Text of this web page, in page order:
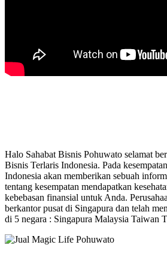
Halo Sahabat Bisnis Pohuwato selamat
Bisnis Terlaris Indonesia. Pada
Indonesia akan memberikan sebuah
tentang kesempatan mendapatkan
kebebasan finansial untuk Anda.
berkantor pusat di Singapura dan telah
di 5 negara : Singapura Malaysia Taiwan